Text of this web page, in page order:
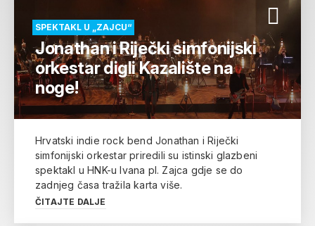
SPEKTAKL U „ZAJCU“
Jonathan i Riječki simfonijski
orkestar digli Kazalište na
noge!
Hrvatski indie rock bend Jonathan i Riječki
simfonijski orkestar priredili su istinski glazbeni
spektakl u HNK-u Ivana pl. Zajca gdje se do
zadnjeg časa tražila karta više.
ČITAJTE DALJE